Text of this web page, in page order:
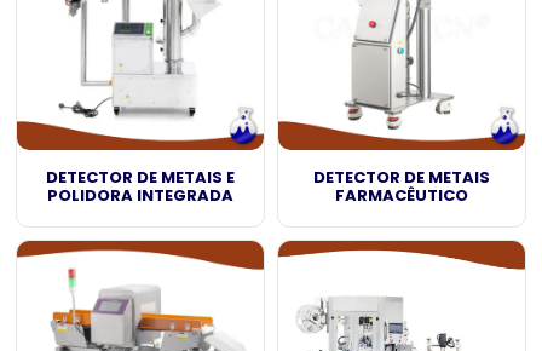
DETECTOR DE METAIS E
POLIDORA INTEGRADA
DETECTOR DE METAIS
FARMACÊUTICO